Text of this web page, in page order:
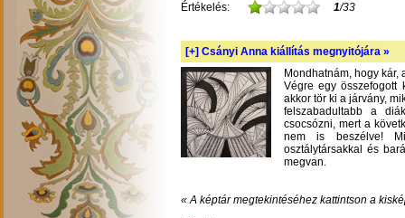
Értékelés: 1/33
[+] Csányi Anna kiállítás megnyitójára »
Mondhatnám, hogy kár,
Végre egy összefogott
akkor tör ki a járvány,
felszabadultabb a
csocsózni, mert a
nem is beszélve!
osztálytársakkal és
megvan.
« A képtár megtekintéséhez kattintson a